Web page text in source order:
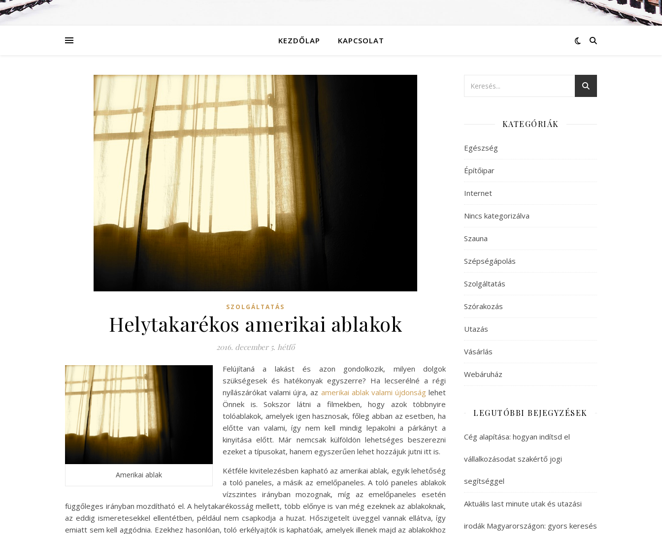
KEZDŐLAP KAPCSOLAT
SZOLGÁLTATÁS
Helytakarékos amerikai ablakok
2016. december 5. hétfő
Amerikai ablak
Felújítaná a lakást és azon gondolkozik, milyen dolgok
szükségesek és hatékonyak egyszerre? Ha lecserélné a régi
nyílászárókat valami újra, az amerikai ablak valami újdonságlehet
Önnek is. Sokszor látni a filmekben, hogy azok többnyire
tolóablakok, amelyek igen hasznosak, főleg abban az esetben, ha
előtte van valami, így nem kell mindig lepakolni a párkányt a
kinyitása előtt. Már nemcsak külföldön lehetséges beszerezni
ezeket a típusokat, hanem egyszerűen lehet hozzájuk jutni itt is.
Kétféle kivitelezésben kapható az amerikai ablak, egyik lehetőség
a toló paneles, a másik az emelőpaneles. A toló paneles ablakok
vízszintes irányban mozognak, míg az emelőpaneles esetén
függőleges irányban mozdítható el. A helytakarékosság mellett, több előnye is van még ezeknek az ablakoknak,
az eddig ismeretesekkel ellentétben, például nem csapkodja a huzat. Hőszigetelt üveggel vannak ellátva, így
emiatt sem kell aggódnia. Ezekhez hasonlóan, toló erkélyajtók is kaphatóak, amelyek illenek majd az ablakokhoz
KATEGÓRIÁK
Egészség
Építőipar
Internet
Nincs kategorizálva
Szauna
Szépségápolás
Szolgáltatás
Szórakozás
Utazás
Vásárlás
Webáruház
LEGUTÓBBI BEJEGYZÉSEK
Cég alapítása: hogyan indítsd el
vállalkozásodat szakértő jogi
segítséggel
Aktuális last minute utak és utazási
irodák Magyarországon: gyors keresés